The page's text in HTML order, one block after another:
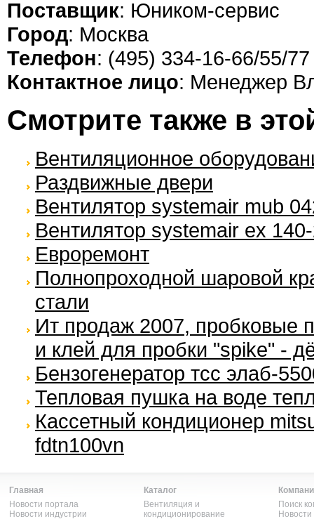
Поставщик: Юником-сервис
Город: Москва
Телефон: (495) 334-16-66/55/77
Контактное лицо: Менеджер
Смотрите также в
Вентиляционное
Раздвижные двери
Вентилятор systemair mub
Вентилятор systemair ex
Евроремонт
Полнопроходной шаровой
стали
Ит продаж 2007, пробковые
и клей для пробки "spike" -
Бензогенератор тсс элаб-
Тепловая пушка на воде
Кассетный кондиционер
fdtn100vn
Главная
Новости портала
Новости индустрии
Каталог
Вентиляция и
кондиционирование
Поиск